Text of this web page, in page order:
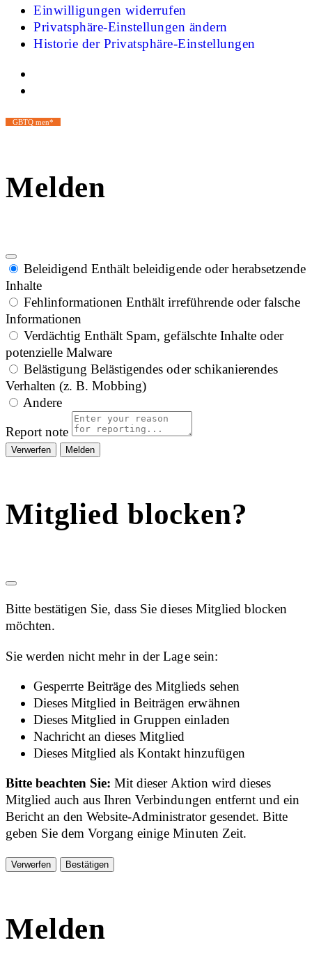
Einwilligungen widerrufen
Privatsphäre-Einstellungen ändern
Historie der Privatsphäre-Einstellungen
GBTQ men*
Melden
Beleidigend Enthält beleidigende oder herabsetzende
Inhalte
Fehlinformationen Enthält irreführende oder falsche
Informationen
Verdächtig Enthält Spam, gefälschte Inhalte oder
potenzielle Malware
Belästigung Belästigendes oder schikanierendes
Verhalten (z. B. Mobbing)
Andere
Report note
Melden
Mitglied blocken?
Bitte bestätigen Sie, dass Sie dieses Mitglied blocken
möchten.
Sie werden nicht mehr in der Lage sein:
Gesperrte Beiträge des Mitglieds sehen
Dieses Mitglied in Beiträgen erwähnen
Dieses Mitglied in Gruppen einladen
Nachricht an dieses Mitglied
Dieses Mitglied als Kontakt hinzufügen
Bitte beachten Sie:Mit dieser Aktion wird dieses
Mitglied auch aus Ihren Verbindungen entfernt und ein
Bericht an den Website-Administrator gesendet. Bitte
geben Sie dem Vorgang einige Minuten Zeit.
Bestätigen
Melden